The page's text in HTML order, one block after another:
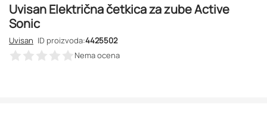
Uvisan Električna četkica za zube Active
Sonic
Uvisan ID proizvoda:4425502
Nema ocena